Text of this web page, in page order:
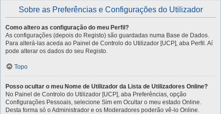
Sobre as Preferências e Configurações do Utilizador
Como altero as configuração do meu Perfil?
As configurações (depois do Registo) são guardadas numa Base de Dados.
Para alterá-las aceda ao Painel de Controlo do Utilizador [UCP], aba Perfil. Aí
pode alterar os dados do seu Registo.
Topo
Posso ocultar o meu Nome de Utilizador da Lista de Utilizadores Online?
No Painel de Controlo do Utilizador [UCP], aba Preferências, opção
Configurações Pessoais, selecione Sim em Ocultar o meu estado Online.
Desta forma só o Administrador e os Moderadores poderão vê-lo Online.